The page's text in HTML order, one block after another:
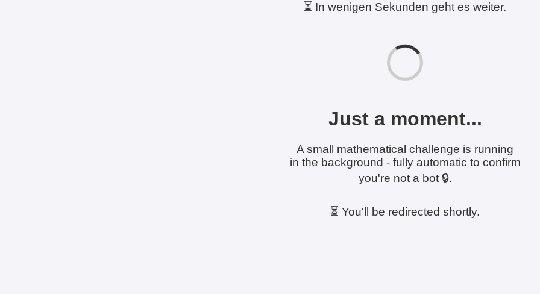
⏳ In wenigen Sekunden geht es weiter.
Just a moment...
A small mathematical challenge is running
in the background - fully automatic to confirm
you're not a bot 🔒.
⏳ You'll be redirected shortly.